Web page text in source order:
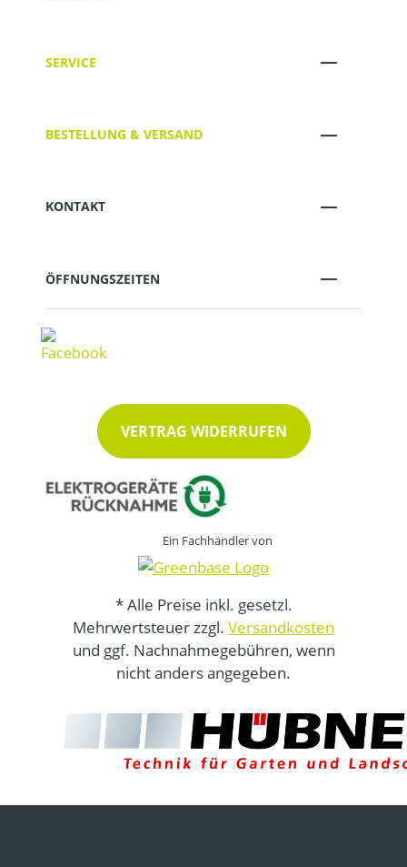
SERVICE
BESTELLUNG & VERSAND
KONTAKT
ÖFFNUNGSZEITEN
VERTRAG WIDERRUFEN
Ein Fachhändler von
* Alle Preise inkl. gesetzl.
Mehrwertsteuer zzgl. Versandkosten
und ggf. Nachnahmegebühren, wenn
nicht anders angegeben.